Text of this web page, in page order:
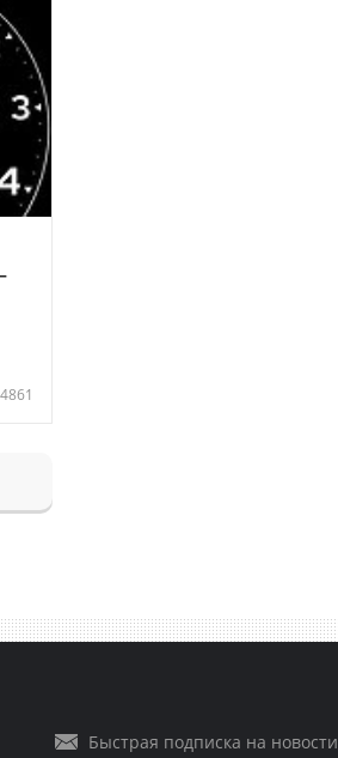
4861
Быстрая подписка на новости